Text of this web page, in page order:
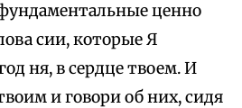
ценно
сии, которые Я
ня, в сердце твоем. И
и говори об них, сидя